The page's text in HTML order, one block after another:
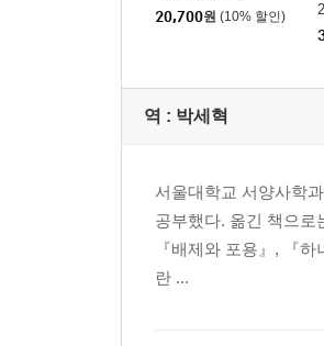
20,700원 (10% 할인)
역 : 박세혁
서울대학교 서양사학
공부했다. 옮긴 책으로
『배제와 포용』, 『
란 ...